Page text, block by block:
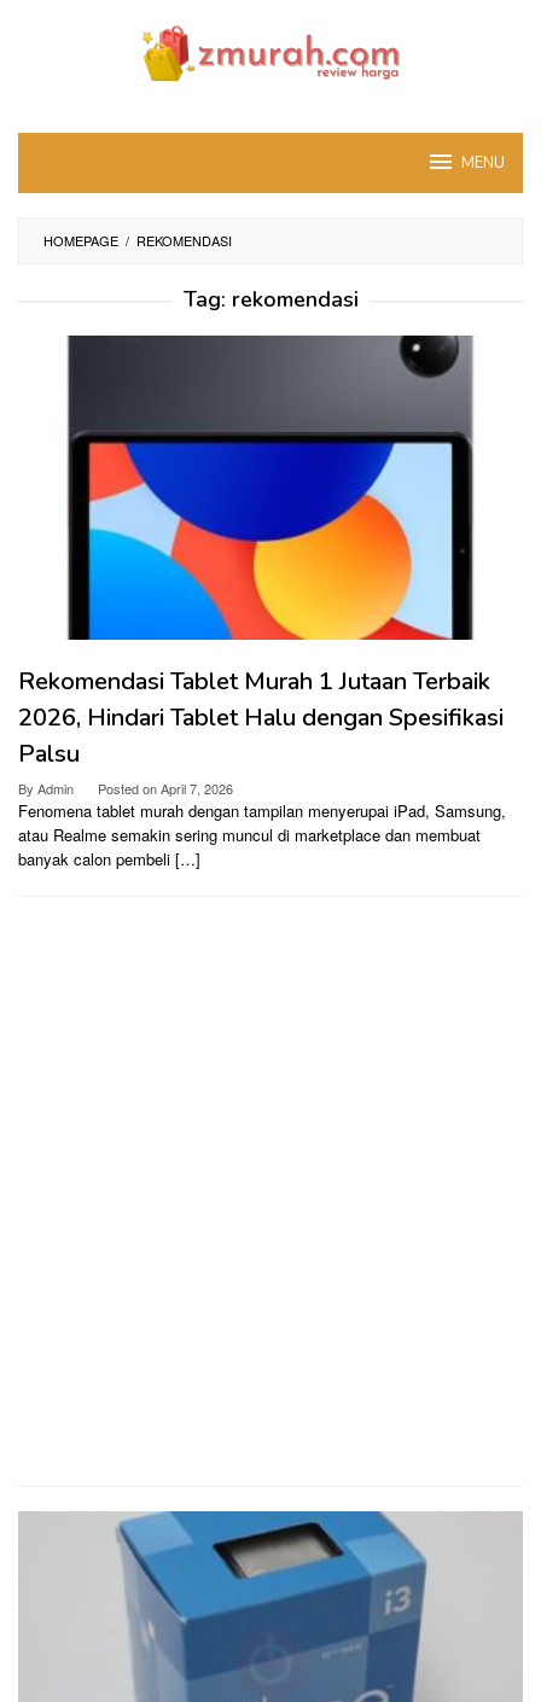
MENU
HOMEPAGE / REKOMENDASI
Tag: rekomendasi
Rekomendasi Tablet Murah 1 Jutaan Terbaik
2026, Hindari Tablet Halu dengan Spesifikasi
Palsu
By Admin Posted onApril 7, 2026
Fenomena tablet murah dengan tampilan menyerupai iPad, Samsung,
atau Realme semakin sering muncul di marketplace dan membuat
banyak calon pembeli […]